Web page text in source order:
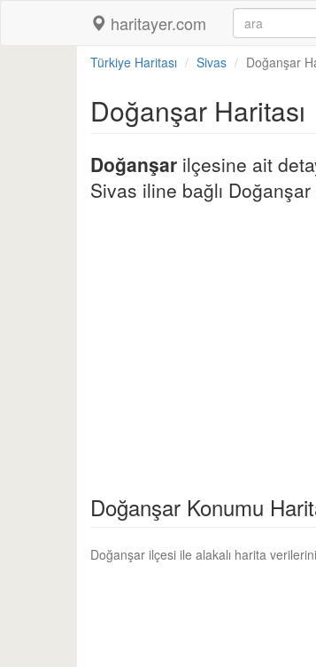
haritayer.com
Türkiye Haritası Sivas Doğanşar
Doğanşar Haritası
Doğanşar ilçesine ait
Sivas iline bağlı
Doğanşar Konumu
Doğanşar ilçesi ile alakalı harita